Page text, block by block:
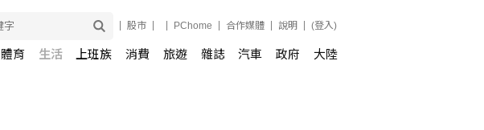
股市 PChome 合作媒體 說明 (登入)
體育 生活 上班族 消費 旅遊 雜誌 汽車 政府 大陸